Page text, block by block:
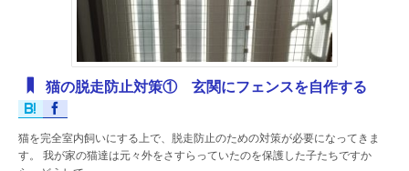
猫の脱走防止対策① 玄関にフェンスを自作する
猫を完全室内飼いにする上で、脱走防止のための対策が必要になってきま
す。 我が家の猫達は元々外をさすらっていたのを保護した子たちですか